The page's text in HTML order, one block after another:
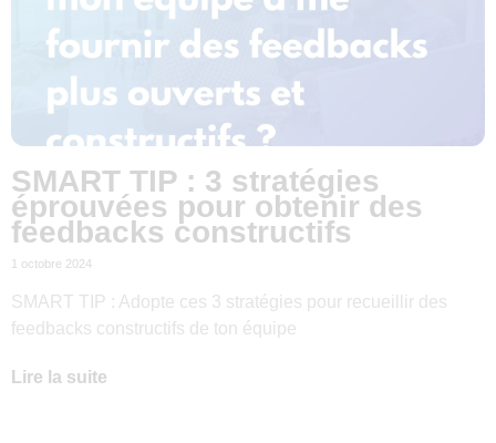
SMART TIP : 3 stratégies
éprouvées pour obtenir des
feedbacks constructifs
1 octobre 2024
SMART TIP : Adopte ces 3 stratégies pour recueillir des
feedbacks constructifs de ton équipe
Lire la suite